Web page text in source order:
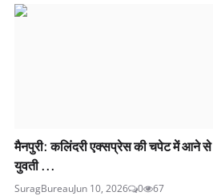
मैनपुरी: कलिंदरी एक्सप्रेस की चपेट में आने से
युवती ...
SuragBureauJun 10, 2026 0 67